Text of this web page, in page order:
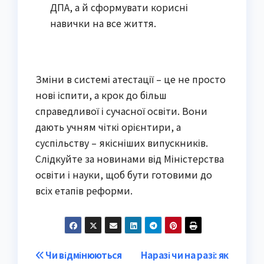
ДПА, а й сформувати корисні
навички на все життя.
Зміни в системі атестації – це не просто
нові іспити, а крок до більш
справедливої і сучасної освіти. Вони
дають учням чіткі орієнтири, а
суспільству – якісніших випускників.
Слідкуйте за новинами від Міністерства
освіти і науки, щоб бути готовими до
всіх етапів реформи.
Post Наразі чи на разі: як
Чи відмінюються